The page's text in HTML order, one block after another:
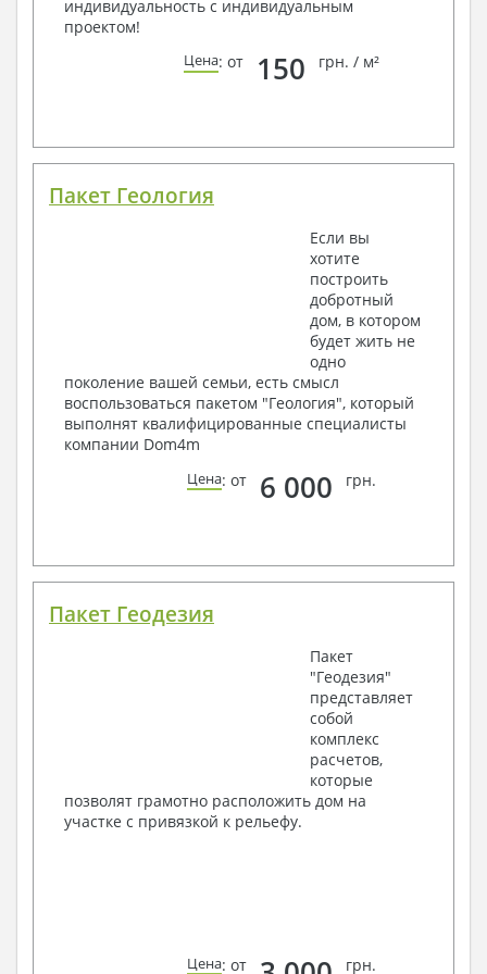
индивидуальность с индивидуальным
проектом!
Цена: от 150 грн. / м²
Пакет Геология
Если вы
хотите
построить
добротный
дом, в котором
будет жить не
одно
поколение вашей семьи, есть смысл
воспользоваться пакетом "Геология", который
выполнят квалифицированные специалисты
компании Dom4m
Цена: от 6 000 грн.
Пакет Геодезия
Пакет
"Геодезия"
представляет
собой
комплекс
расчетов,
которые
позволят грамотно расположить дом на
участке с привязкой к рельефу.
Цена: от грн.